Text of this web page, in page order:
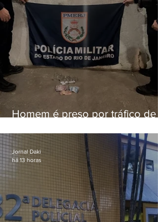
Homem é preso por tráfico de
Jornal Daki
há 13 horas